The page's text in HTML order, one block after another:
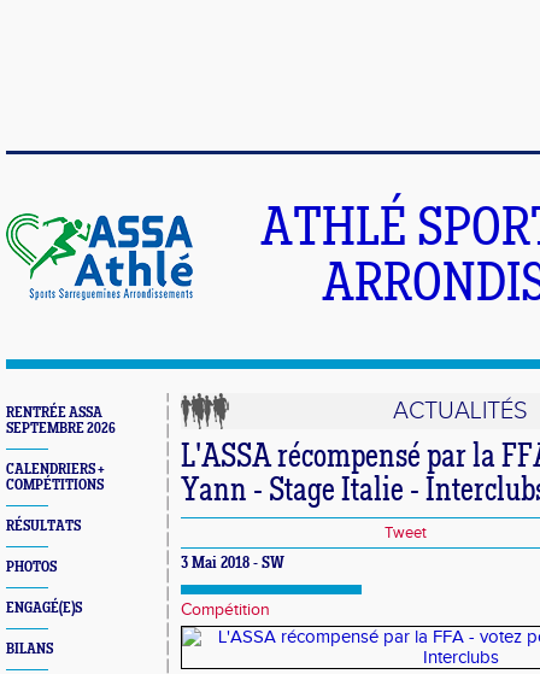
ATHLÉ
RENTRÉE ASSA
SEPTEMBRE 2026
CALENDRIERS +
COMPÉTITIONS
RÉSULTATS
PHOTOS
ENGAGÉ(E)S
BILANS
ACTUALITÉS
L'ASSA récompensé par la
Yann - Stage Italie -
Tweet
3 Mai 2018 - SW
Compétition